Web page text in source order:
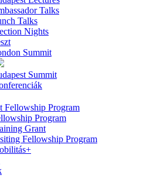
Talks
Talks
Nights
Summit
Summit
Fellowship Program
Program
Grant
Fellowship Program